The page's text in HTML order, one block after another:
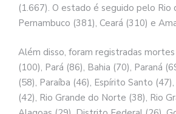
(1.667). O estado é seguido pelo Rio
Pernambuco (381), Ceará (310) e
Além disso, foram registradas mortes
(100), Pará (86), Bahia (70), Paraná
(58), Paraíba (46), Espírito Santo
(42), Rio Grande do Norte (38), Rio